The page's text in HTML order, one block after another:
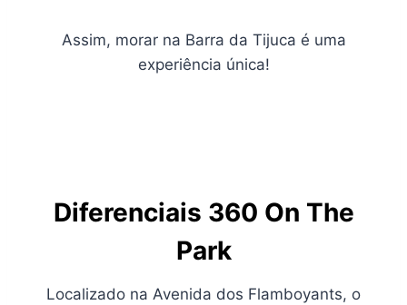
Assim, morar na Barra da Tijuca é uma
experiência única!
Diferenciais 360 On The
Park
Localizado na Avenida dos Flamboyants, o